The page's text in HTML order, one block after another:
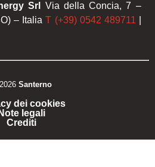
Srl Via della Concia, 7 –
– ItaliaT (+39) 0542 489711
Santerno
dei cookies
Note legali
Crediti